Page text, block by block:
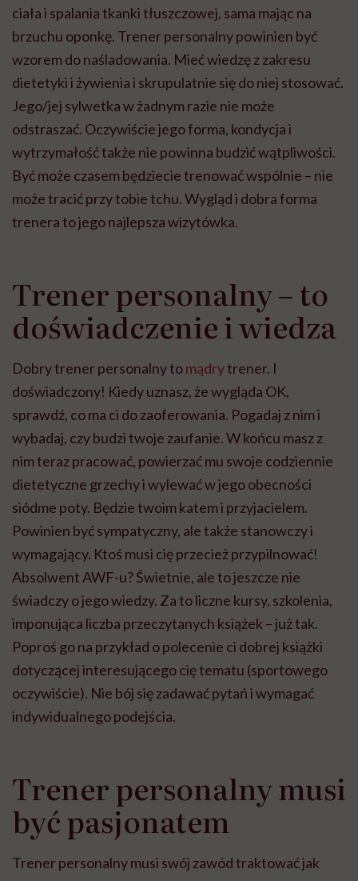
ciała i spalania tkanki tłuszczowej, sama mając na
brzuchu oponkę. Trener personalny powinien być
wzorem do naśladowania. Mieć wiedzę z zakresu
dietetyki i żywienia i skrupulatnie się do niej stosować.
Jego/jej sylwetka w żadnym razie nie może
odstraszać. Oczywiście jego forma, kondycja i
wytrzymałość także nie powinna budzić wątpliwości.
Być może czasem będziecie trenować wspólnie – nie
może tracić przy tobie tchu. Wygląd i dobra forma
trenera to jego najlepsza wizytówka.
Trener personalny – to
doświadczenie i wiedza
Dobry trener personalny tomądrytrener. I
doświadczony! Kiedy uznasz, że wygląda OK,
sprawdź, co ma ci do zaoferowania. Pogadaj z nim i
wybadaj, czy budzi twoje zaufanie. W końcu masz z
nim teraz pracować, powierzać mu swoje codziennie
dietetyczne grzechy i wylewać w jego obecności
siódme poty. Będzie twoim katem i przyjacielem.
Powinien być sympatyczny, ale także stanowczy i
wymagający. Ktoś musi cię przecież przypilnować!
Absolwent AWF-u? Świetnie, ale to jeszcze nie
świadczy o jego wiedzy. Za to liczne kursy, szkolenia,
imponująca liczba przeczytanych książek – już tak.
Poproś go na przykład o polecenie ci dobrej książki
dotyczącej interesującego cię tematu (sportowego
oczywiście). Nie bój się zadawać pytań i wymagać
indywidualnego podejścia.
Trener personalny musi
być pasjonatem
Trener personalny musi swój zawód traktować jak